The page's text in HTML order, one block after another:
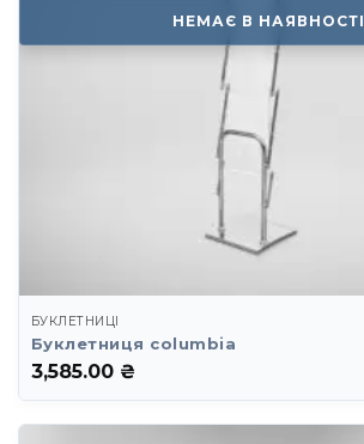
НЕМАЄ В НАЯВНОСТІ
БУКЛЕТНИЦІ
Буклетниця columbia
3,585.00 ₴